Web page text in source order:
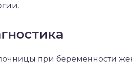
при беременности